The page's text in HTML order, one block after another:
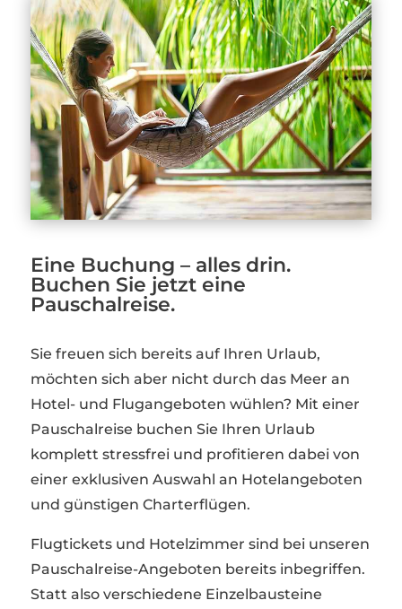
Eine Buchung – alles drin.
Buchen Sie jetzt eine
Pauschalreise.
Sie freuen sich bereits auf Ihren Urlaub,
möchten sich aber nicht durch das Meer an
Hotel- und Flugangeboten wühlen? Mit einer
Pauschalreise buchen Sie Ihren Urlaub
komplett stressfrei und profitieren dabei von
einer exklusiven Auswahl an Hotelangeboten
und günstigen Charterflügen.
Flugtickets und Hotelzimmer sind bei unseren
Pauschalreise-Angeboten bereits inbegriffen.
Statt also verschiedene Einzelbausteine